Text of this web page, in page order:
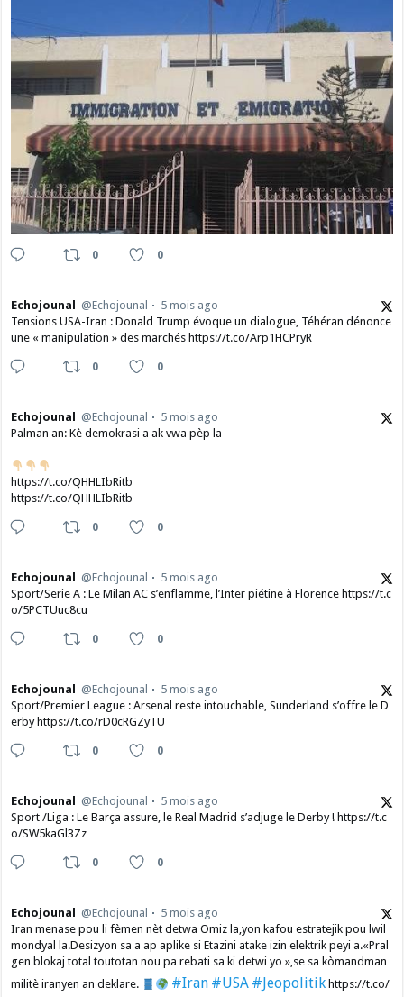
0 0
Echojounal @Echojounal
5 mois ago
Tensions USA-Iran : Donald Trump évoque un dialogue, Téhéran dénonce
une « manipulation » des marchés https://t.co/Arp1HCPryR
0 0
Echojounal @Echojounal
5 mois ago
Palman an: Kè demokrasi a ak vwa pèp la
https://t.co/QHHLIbRitb
https://t.co/QHHLIbRitb
0 0
Echojounal @Echojounal
5 mois ago
Sport/Serie A : Le Milan AC s’enflamme, l’Inter piétine à Florence https://t.c
o/5PCTUuc8cu
0 0
Echojounal @Echojounal
5 mois ago
Sport/Premier League : Arsenal reste intouchable, Sunderland s’offre le D
erby https://t.co/rD0cRGZyTU
0 0
Echojounal @Echojounal
5 mois ago
Sport /Liga : Le Barça assure, le Real Madrid s’adjuge le Derby ! https://t.c
o/SW5kaGl3Zz
0 0
Echojounal @Echojounal
5 mois ago
Iran menase pou li fèmen nèt detwa Omiz la,yon kafou estratejik pou lwil
mondyal la.Desizyon sa a ap aplike si Etazini atake izin elektrik peyi a.​«Pral
gen blokaj total toutotan nou pa rebati sa ki detwi yo »,se sa kòmandman
militè iranyen an deklare.
#Iran #USA #Jeopolitikhttps://t.co/